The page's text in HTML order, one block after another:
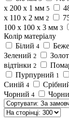
х 200 х 1 мм 5
х 110 х 2 мм 2
100 х 100 х 3 мм 3
Колір матеріалу
Білий 4
Зелений 2
відтінки 2
Пурпурний 1
Синій 4
Чорний 4